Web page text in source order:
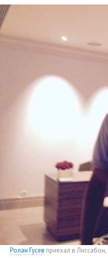
Ролан Гусев приехал в Лиссабон,